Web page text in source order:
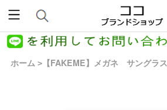
ホーム >【FAKEME】メガネ サングラス